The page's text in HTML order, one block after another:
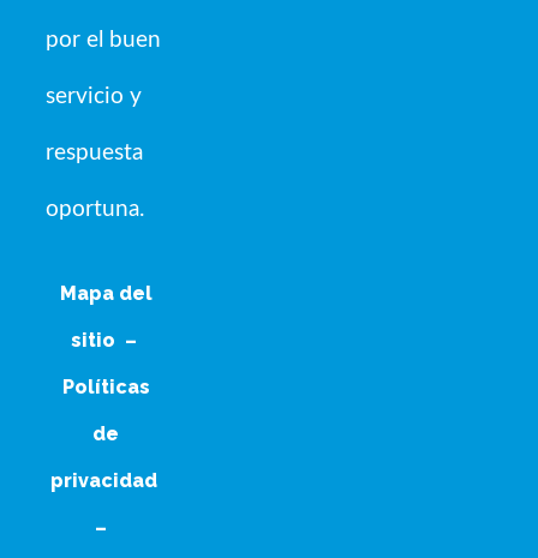
por el buen
servicio y
respuesta
oportuna.
Mapa del
sitio –
Políticas
de
privacidad
–